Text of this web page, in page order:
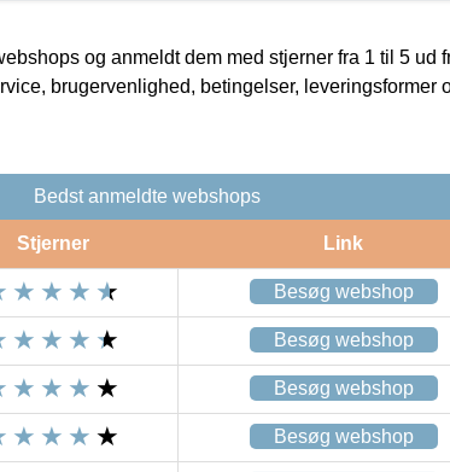
og anmeldt dem med stjerner fra 1 til 5 ud
brugervenlighed, betingelser, leveringsformer
Bedst anmeldte webshops
Stjerner Link
Besøg webshop
Besøg webshop
Besøg webshop
Besøg webshop